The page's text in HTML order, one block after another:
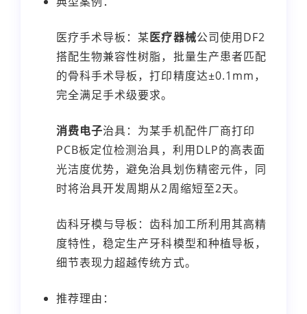
医疗手术导板：某医疗器械公司使用DF2
搭配生物兼容性树脂，批量生产患者匹配
的骨科手术导板，打印精度达±0.1mm，
完全满足手术级要求。
消费电子治具：为某手机配件厂商打印
PCB板定位检测治具，利用DLP的高表面
光洁度优势，避免治具划伤精密元件，同
时将治具开发周期从2周缩短至2天。
齿科牙模与导板：齿科加工所利用其高精
度特性，稳定生产牙科模型和种植导板，
细节表现力超越传统方式。
推荐理由：